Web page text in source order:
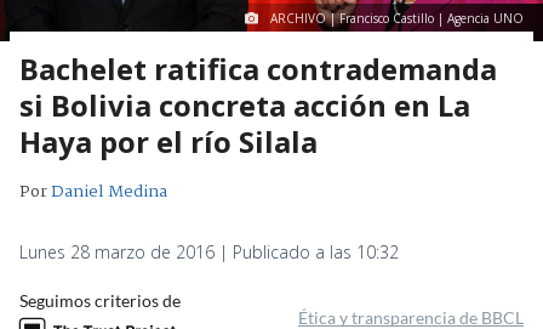
ARCHIVO | Francisco Castillo | Agencia UNO
Bachelet ratifica contrademanda
si Bolivia concreta acción en La
Haya por el río Silala
PorDaniel Medina
Lunes 28 marzo de 2016 | Publicado a las 10:32
Seguimos criterios de
Ética y transparencia de BBCL